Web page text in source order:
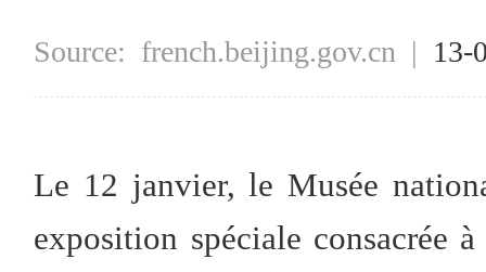
Source: french.beijing.gov.cn |
Le 12 janvier, le Musée
exposition spéciale consacrée